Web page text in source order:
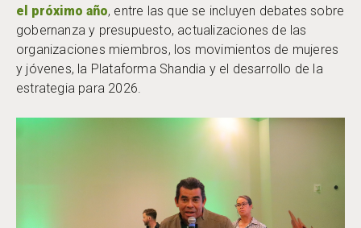
el próximo año, entre las que se incluyen debates sobre
gobernanza y presupuesto, actualizaciones de las
organizaciones miembros, los movimientos de mujeres
y jóvenes, la Plataforma Shandia y el desarrollo de la
estrategia para 2026.